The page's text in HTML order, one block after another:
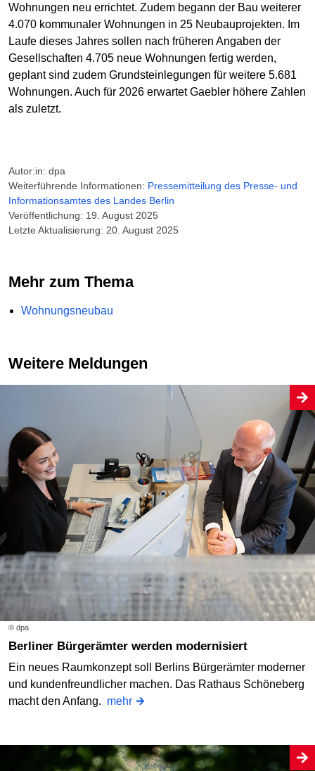
Wohnungen neu errichtet. Zudem begann der Bau weiterer
4.070 kommunaler Wohnungen in 25 Neubauprojekten. Im
Laufe dieses Jahres sollen nach früheren Angaben der
Gesellschaften 4.705 neue Wohnungen fertig werden,
geplant sind zudem Grundsteinlegungen für weitere 5.681
Wohnungen. Auch für 2026 erwartet Gaebler höhere Zahlen
als zuletzt.
Autor:in: dpa
Weiterführende Informationen: Pressemitteilung des Presse- und
Informationsamtes des Landes Berlin
Veröffentlichung: 19. August 2025
Letzte Aktualisierung: 20. August 2025
Mehr zum Thema
Wohnungsneubau
Weitere Meldungen
© dpa
Berliner Bürgerämter werden modernisiert
Ein neues Raumkonzept soll Berlins Bürgerämter moderner
und kundenfreundlicher machen. Das Rathaus Schöneberg
macht den Anfang. mehr